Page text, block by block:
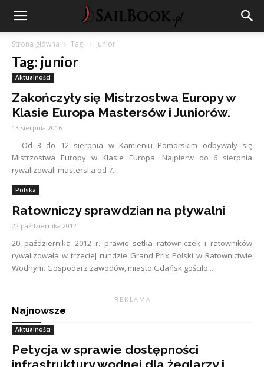
Strona główna Tagi Junior
Tag: junior
Aktualności
Zakończyły się Mistrzostwa Europy w
Klasie Europa Mastersów i Juniorów.
13 sierpnia 2016
Od 3 do 12 sierpnia w Kamieniu Pomorskim odbywały się
Mistrzostwa Europy w Klasie Europa. Najpierw do 6 sierpnia
rywalizowali mastersi a od 7...
Polska
Ratowniczy sprawdzian na pływalni
22 października 2012
20 października 2012 r. prawie setka ratowniczek i ratowników
rywalizowała w trzeciej rundzie Grand Prix Polski w Ratownictwie
Wodnym. Gospodarz zawodów, miasto Gdańsk gościło...
R E K L A M A
Najnowsze
Aktualności
Petycja w sprawie dostępności